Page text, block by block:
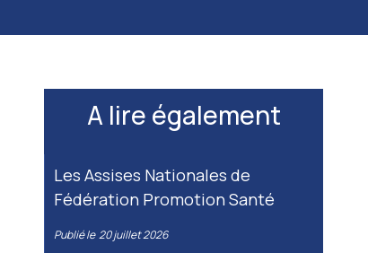
A lire également
Les Assises Nationales de
Fédération Promotion Santé
Publié le 20 juillet 2026